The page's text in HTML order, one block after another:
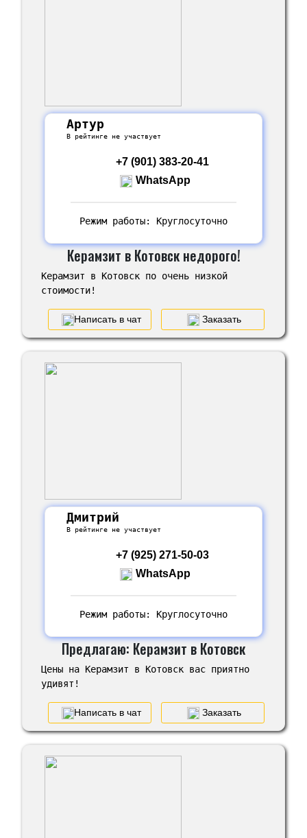
Артур
В рейтинге не участвует
+7 (901) 383-20-41
WhatsApp
Режим работы: Круглосуточно
Керамзит в Котовск недорого!
Керамзит в Котовск по очень низкой
стоимости!
Написать в чат Заказать
Дмитрий
В рейтинге не участвует
+7 (925) 271-50-03
WhatsApp
Режим работы: Круглосуточно
Предлагаю: Керамзит в Котовск
Цены на Керамзит в Котовск вас приятно
удивят!
Написать в чат Заказать